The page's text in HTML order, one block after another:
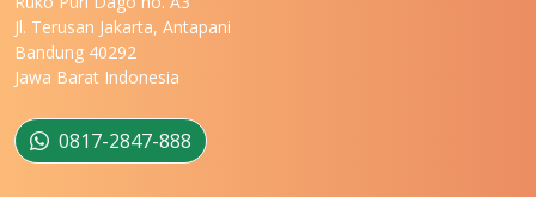
UNIVERSITAS MATARAM
UNIVERSITAS MULAWARMAN
UNIVERSITAS MUSAMUS
Jl. Terusan Jakarta, Antapani
Bandung 40292
Jawa Barat Indonesia
0817-2847-888